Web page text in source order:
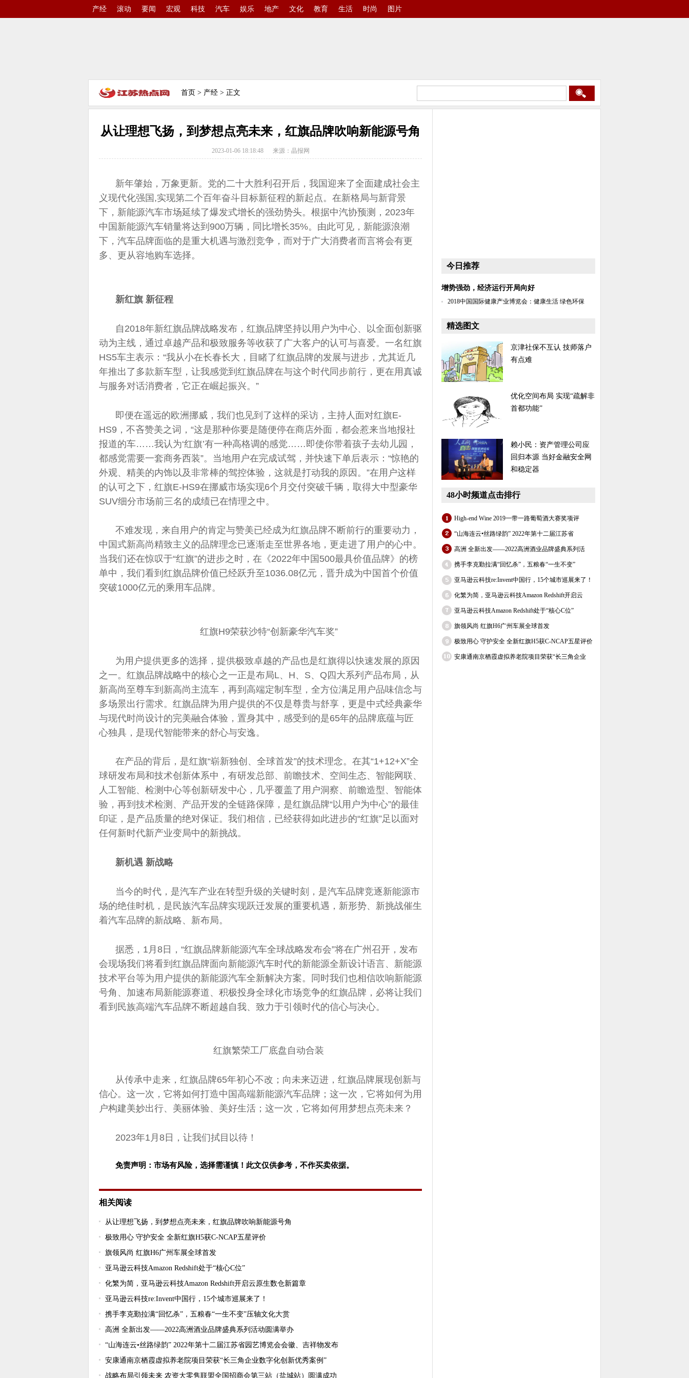
产经 滚动 要闻 宏观 科技 汽车 娱乐 地产 文化 教育 生活 时尚 图片
首页 > 产经 > 正文
从让理想飞扬，到梦想点亮未来，红旗品牌吹响新能源号角
2023-01-06 18:18:48 来源：晶报网
新年肇始，万象更新。党的二十大胜利召开后，我国迎来了全面建成社会主
义现代化强国,实现第二个百年奋斗目标新征程的新起点。在新格局与新背景
下，新能源汽车市场延续了爆发式增长的强劲势头。根据中汽协预测，2023年
中国新能源汽车销量将达到900万辆，同比增长35%。由此可见，新能源浪潮
下，汽车品牌面临的是重大机遇与激烈竞争，而对于广大消费者而言将会有更
多、更从容地购车选择。
新红旗 新征程
自2018年新红旗品牌战略发布，红旗品牌坚持以用户为中心、以全面创新驱
动为主线，通过卓越产品和极致服务等收获了广大客户的认可与喜爱。一名红旗
HS5车主表示：“我从小在长春长大，目睹了红旗品牌的发展与进步，尤其近几
年推出了多款新车型，让我感觉到红旗品牌在与这个时代同步前行，更在用真诚
与服务对话消费者，它正在崛起振兴。”
即便在遥远的欧洲挪威，我们也见到了这样的采访，主持人面对红旗E-
HS9，不吝赞美之词，“这是那种你要是随便停在商店外面，都会惹来当地报社
报道的车……我认为‘红旗’有一种高格调的感觉……即使你带着孩子去幼儿园，
都感觉需要一套商务西装”。当地用户在完成试驾，并快速下单后表示：“惊艳的
外观、精美的内饰以及非常棒的驾控体验，这就是打动我的原因。”在用户这样
的认可之下，红旗E-HS9在挪威市场实现6个月交付突破千辆，取得大中型豪华
SUV细分市场前三名的成绩已在情理之中。
不难发现，来自用户的肯定与赞美已经成为红旗品牌不断前行的重要动力，
中国式新高尚精致主义的品牌理念已逐渐走至世界各地，更走进了用户的心中。
当我们还在惊叹于“红旗”的进步之时，在《2022年中国500最具价值品牌》的榜
单中，我们看到红旗品牌价值已经跃升至1036.08亿元，晋升成为中国首个价值
突破1000亿元的乘用车品牌。
红旗H9荣获沙特“创新豪华汽车奖”
为用户提供更多的选择，提供极致卓越的产品也是红旗得以快速发展的原因
之一。红旗品牌战略中的核心之一正是布局L、H、S、Q四大系列产品布局，从
新高尚至尊车到新高尚主流车，再到高端定制车型，全方位满足用户品味信念与
多场景出行需求。红旗品牌为用户提供的不仅是尊贵与舒享，更是中式经典豪华
与现代时尚设计的完美融合体验，置身其中，感受到的是65年的品牌底蕴与匠
心独具，是现代智能带来的舒心与安逸。
在产品的背后，是红旗“崭新独创、全球首发”的技术理念。在其“1+12+X”全
球研发布局和技术创新体系中，有研发总部、前瞻技术、空间生态、智能网联、
人工智能、检测中心等创新研发中心，几乎覆盖了用户洞察、前瞻造型、智能体
验，再到技术检测、产品开发的全链路保障，是红旗品牌“以用户为中心”的最佳
印证，是产品质量的绝对保证。我们相信，已经获得如此进步的“红旗”足以面对
任何新时代新产业变局中的新挑战。
新机遇 新战略
当今的时代，是汽车产业在转型升级的关键时刻，是汽车品牌竞逐新能源市
场的绝佳时机，是民族汽车品牌实现跃迁发展的重要机遇，新形势、新挑战催生
着汽车品牌的新战略、新布局。
据悉，1月8日，“红旗品牌新能源汽车全球战略发布会”将在广州召开，发布
会现场我们将看到红旗品牌面向新能源汽车时代的新能源全新设计语言、新能源
技术平台等为用户提供的新能源汽车全新解决方案。同时我们也相信吹响新能源
号角、加速布局新能源赛道、积极投身全球化市场竞争的红旗品牌，必将让我们
看到民族高端汽车品牌不断超越自我、致力于引领时代的信心与决心。
红旗繁荣工厂底盘自动合装
从传承中走来，红旗品牌65年初心不改；向未来迈进，红旗品牌展现创新与
信心。这一次，它将如何打造中国高端新能源汽车品牌；这一次，它将如何为用
户构建美妙出行、美丽体验、美好生活；这一次，它将如何用梦想点亮未来？
2023年1月8日，让我们拭目以待！
免责声明：市场有风险，选择需谨慎！此文仅供参考，不作买卖依据。
相关阅读
从让理想飞扬，到梦想点亮未来，红旗品牌吹响新能源号角
极致用心 守护安全 全新红旗H5获C-NCAP五星评价
旗领风尚 红旗H6广州车展全球首发
亚马逊云科技Amazon Redshift处于“核心C位”
化繁为简，亚马逊云科技Amazon Redshift开启云原生数仓新篇章
亚马逊云科技re:Invent中国行，15个城市巡展来了！
携手李克勤拉满“回忆杀”，五粮春“一生不变”压轴文化大赏
高洲 全新出发——2022高洲酒业品牌盛典系列活动圆满举办
“山海连云•丝路绿韵” 2022年第十二届江苏省园艺博览会会徽、吉祥物发布
安康通南京栖霞虚拟养老院项目荣获“长三角企业数字化创新优秀案例”
战略布局引领未来 农资大零售联盟全国招商会第三站（盐城站）圆满成功
今日推荐
增势强劲，经济运行开局向好
2018中国国际健康产业博览会：健康生活 绿色环保
精选图文
京津社保不互认 技师落户
有点难
优化空间布局 实现“疏解非
首都功能”
赖小民：资产管理公司应
回归本源 当好金融安全网
和稳定器
48小时频道点击排行
High-end Wine 2019一带一路葡萄酒大赛奖项评
“山海连云•丝路绿韵” 2022年第十二届江苏省
高洲 全新出发——2022高洲酒业品牌盛典系列活
携手李克勤拉满“回忆杀”，五粮春“一生不变”
亚马逊云科技re:Invent中国行，15个城市巡展来了！
化繁为简，亚马逊云科技Amazon Redshift开启云
亚马逊云科技Amazon Redshift处于“核心C位”
旗领风尚 红旗H6广州车展全球首发
极致用心 守护安全 全新红旗H5获C-NCAP五星评价
安康通南京栖霞虚拟养老院项目荣获“长三角企业